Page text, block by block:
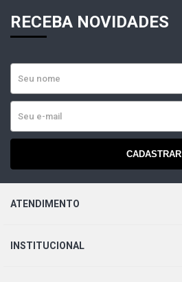
RECEBA NOVIDADES
CADASTRAR
ATENDIMENTO
INSTITUCIONAL